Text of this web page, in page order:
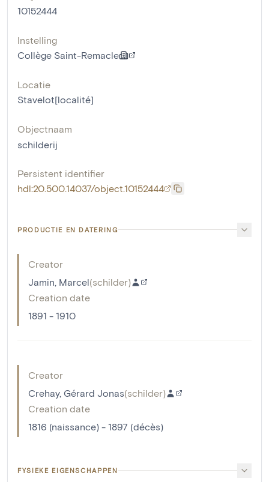
10152444
Instelling
Collège Saint-Remacle
Locatie
Stavelot[localité]
Objectnaam
schilderij
Persistent identifier
hdl:20.500.14037/object.10152444
PRODUCTIE EN DATERING
Creator
Jamin, Marcel(schilder)
Creation date
1891 - 1910
Creator
Crehay, Gérard Jonas(schilder)
Creation date
1816 (naissance) - 1897 (décès)
FYSIEKE EIGENSCHAPPEN